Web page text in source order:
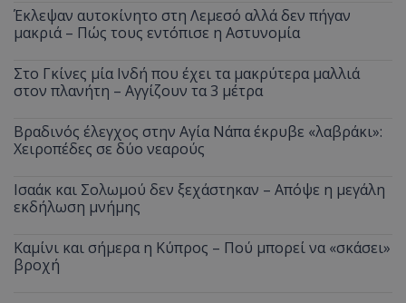
Έκλεψαν αυτοκίνητο στη Λεμεσό αλλά δεν πήγαν
μακριά – Πώς τους εντόπισε η Αστυνομία
Στο Γκίνες μία Ινδή που έχει τα μακρύτερα μαλλιά
στον πλανήτη – Αγγίζουν τα 3 μέτρα
Βραδινός έλεγχος στην Αγία Νάπα έκρυβε «λαβράκι»:
Χειροπέδες σε δύο νεαρούς
Ισαάκ και Σολωμού δεν ξεχάστηκαν – Απόψε η μεγάλη
εκδήλωση μνήμης
Καμίνι και σήμερα η Κύπρος – Πού μπορεί να «σκάσει»
βροχή